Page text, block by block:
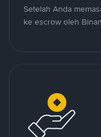
Setelah Anda
ke escrow oleh